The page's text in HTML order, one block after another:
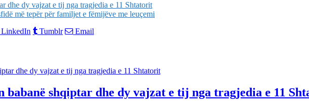
dhe dy vajzat e tij nga tragjedia e 11 Shtatorit
më tepër për familjet e fëmijëve me leuçemi
LinkedIn Tumblr Email
babanë shqiptar dhe dy vajzat e tij nga tragjedia e 11